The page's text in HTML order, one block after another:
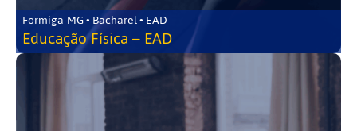
Formiga-MG • Bacharel • EAD
Educação Física – EAD